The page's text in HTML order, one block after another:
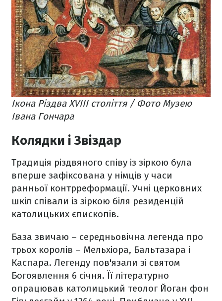
Ікона Різдва XVIII століття / Фото Музею
Івана Гончара
Колядки і Звіздар
Традиція різдвяного співу із зіркою була
вперше зафіксована у німців у часи
ранньої контрреформації. Учні церковних
шкіл співали із зіркою біля резиденцій
католицьких єпископів.
База звичаю – середньовічна легенда про
трьох королів – Мельхіора, Бальтазара і
Каспара. Легенду пов'язали зі святом
Богоявлення 6 січня. Її літературно
опрацював католицький теолог Йоган фон